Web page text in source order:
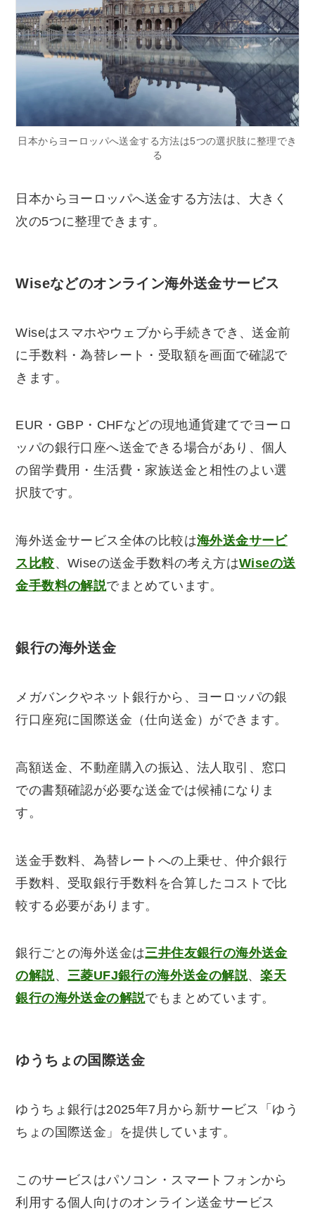
日本からヨーロッパへ送金する方法は5つの選択肢に整理でき
る
日本からヨーロッパへ送金する方法は、大きく
次の5つに整理できます。
Wiseなどのオンライン海外送金サービス
Wiseはスマホやウェブから手続きでき、送金前
に手数料・為替レート・受取額を画面で確認で
きます。
EUR・GBP・CHFなどの現地通貨建てでヨーロ
ッパの銀行口座へ送金できる場合があり、個人
の留学費用・生活費・家族送金と相性のよい選
択肢です。
海外送金サービス全体の比較は海外送金サービ
ス比較、Wiseの送金手数料の考え方はWiseの送
金手数料の解説でまとめています。
銀行の海外送金
メガバンクやネット銀行から、ヨーロッパの銀
行口座宛に国際送金（仕向送金）ができます。
高額送金、不動産購入の振込、法人取引、窓口
での書類確認が必要な送金では候補になりま
す。
送金手数料、為替レートへの上乗せ、仲介銀行
手数料、受取銀行手数料を合算したコストで比
較する必要があります。
銀行ごとの海外送金は三井住友銀行の海外送金
の解説、三菱UFJ銀行の海外送金の解説、楽天
銀行の海外送金の解説でもまとめています。
ゆうちょの国際送金
ゆうちょ銀行は2025年7月から新サービス「ゆう
ちょの国際送金」を提供しています。
このサービスはパソコン・スマートフォンから
利用する個人向けのオンライン送金サービス